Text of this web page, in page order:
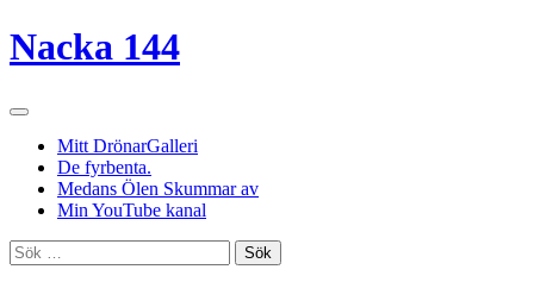
Nacka 144
Mitt DrönarGalleri
De fyrbenta.
Medans Ölen Skummar av
Min YouTube kanal
Sök
efter: